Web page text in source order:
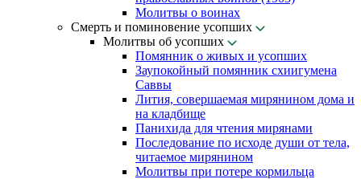
Молитвы о воинах
Смерть и поминовение усопших
Молитвы об усопших
Помянник о живых и усопших
Заупокойный помянник схиигумена
Саввы
Лития, совершаемая мирянином дома и
на кладбище
Панихида для чтения мирянами
Последование по исходе души от тела,
читаемое мирянином
Молитвы при потере кормильца